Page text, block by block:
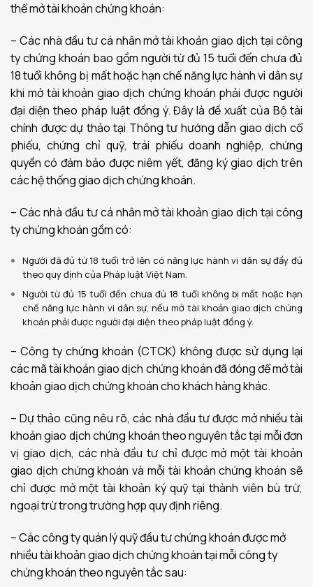
thể mở tài khoản chứng khoán:
– Các nhà đầu tư cá nhân mở tài khoản giao dịch tại công
ty chứng khoán bao gồm người từ đủ 15 tuổi đến chưa đủ
18 tuổi không bị mất hoặc hạn chế năng lực hành vi dân sự
khi mở tài khoản giao dịch chứng khoán phải được người
đại diện theo pháp luật đồng ý.Đây là đề xuất của Bộ tài
chính được dự thảo tại Thông tư hướng dẫn giao dịch cổ
phiếu, chứng chỉ quỹ, trái phiếu doanh nghiệp, chứng
quyền có đảm bảo được niêm yết, đăng ký giao dịch trên
các hệ thống giao dịch chứng khoán.
– Các nhà đầu tư cá nhân mở tài khoản giao dịch tại công
ty chứng khoán gồm có:
Người đã đủ từ 18 tuổi trở lên có năng lực hành vi dân sự đầy đủ
theo quy định của Pháp luật Việt Nam.
Người từ đủ 15 tuổi đến chưa đủ 18 tuổi không bị mất hoặc hạn
chế năng lực hành vi dân sự, nếu mở tài khoản giao dịch chứng
khoán phải được người đại diện theo pháp luật đồng ý.
– Công ty chứng khoán (CTCK) không được sử dụng lại
các mã tài khoản giao dịch chứng khoán đã đóng để mở tài
khoản giao dịch chứng khoán cho khách hàng khác.
– Dự thảo cũng nêu rõ, các nhà đầu tư được mở nhiều tài
khoản giao dịch chứng khoán theo nguyên tắc tại mỗi đơn
vị giao dịch, các nhà đầu tư chỉ được mở một tài khoản
giao dịch chứng khoán và mỗi tài khoản chứng khoán sẽ
chỉ được mở một tài khoản ký quỹ tại thành viên bù trừ,
ngoại trừ trong trường hợp quy định riêng.
– Các công ty quản lý quỹ đầu tư chứng khoán được mở
nhiều tài khoản giao dịch chứng khoán tại mỗi công ty
chứng khoán theo nguyên tắc sau: